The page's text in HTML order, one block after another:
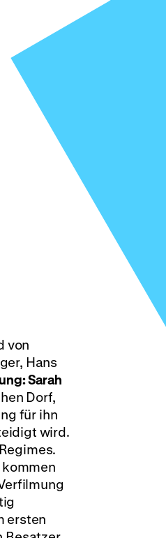
von
Hans
Sarah
Dorf,
für ihn
wird.
ersten